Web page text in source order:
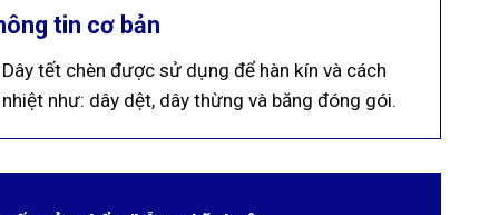
tin cơ bản
Dây tết chèn được sử dụng để hàn kín và cách
nhiệt như: dây dệt, dây thừng và băng đóng gói.